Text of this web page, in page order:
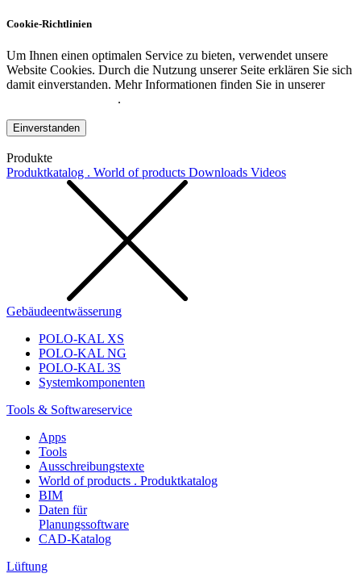
Cookie-Richtlinien
Um Ihnen einen optimalen Service zu bieten, verwendet unsere
Website Cookies. Durch die Nutzung unserer Seite erklären Sie sich
damit einverstanden. Mehr Informationen finden Sie in unserer
.
Einverstanden
Produkte
Produktkatalog . World of products Downloads Videos
Gebäudeentwässerung
POLO-KAL XS
POLO-KAL NG
POLO-KAL 3S
Systemkomponenten
Tools & Softwareservice
Apps
Tools
Ausschreibungstexte
World of products . Produktkatalog
BIM
Daten für
Planungssoftware
CAD-Katalog
Lüftung